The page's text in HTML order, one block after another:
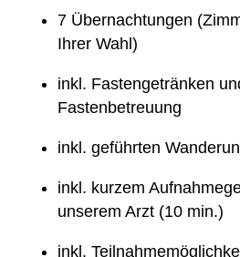
7 Übernachtungen
Ihrer Wahl)
inkl. Fastengetränken
Fastenbetreuung
inkl. geführten
inkl. kurzem
unserem Arzt (10 min.)
inkl.